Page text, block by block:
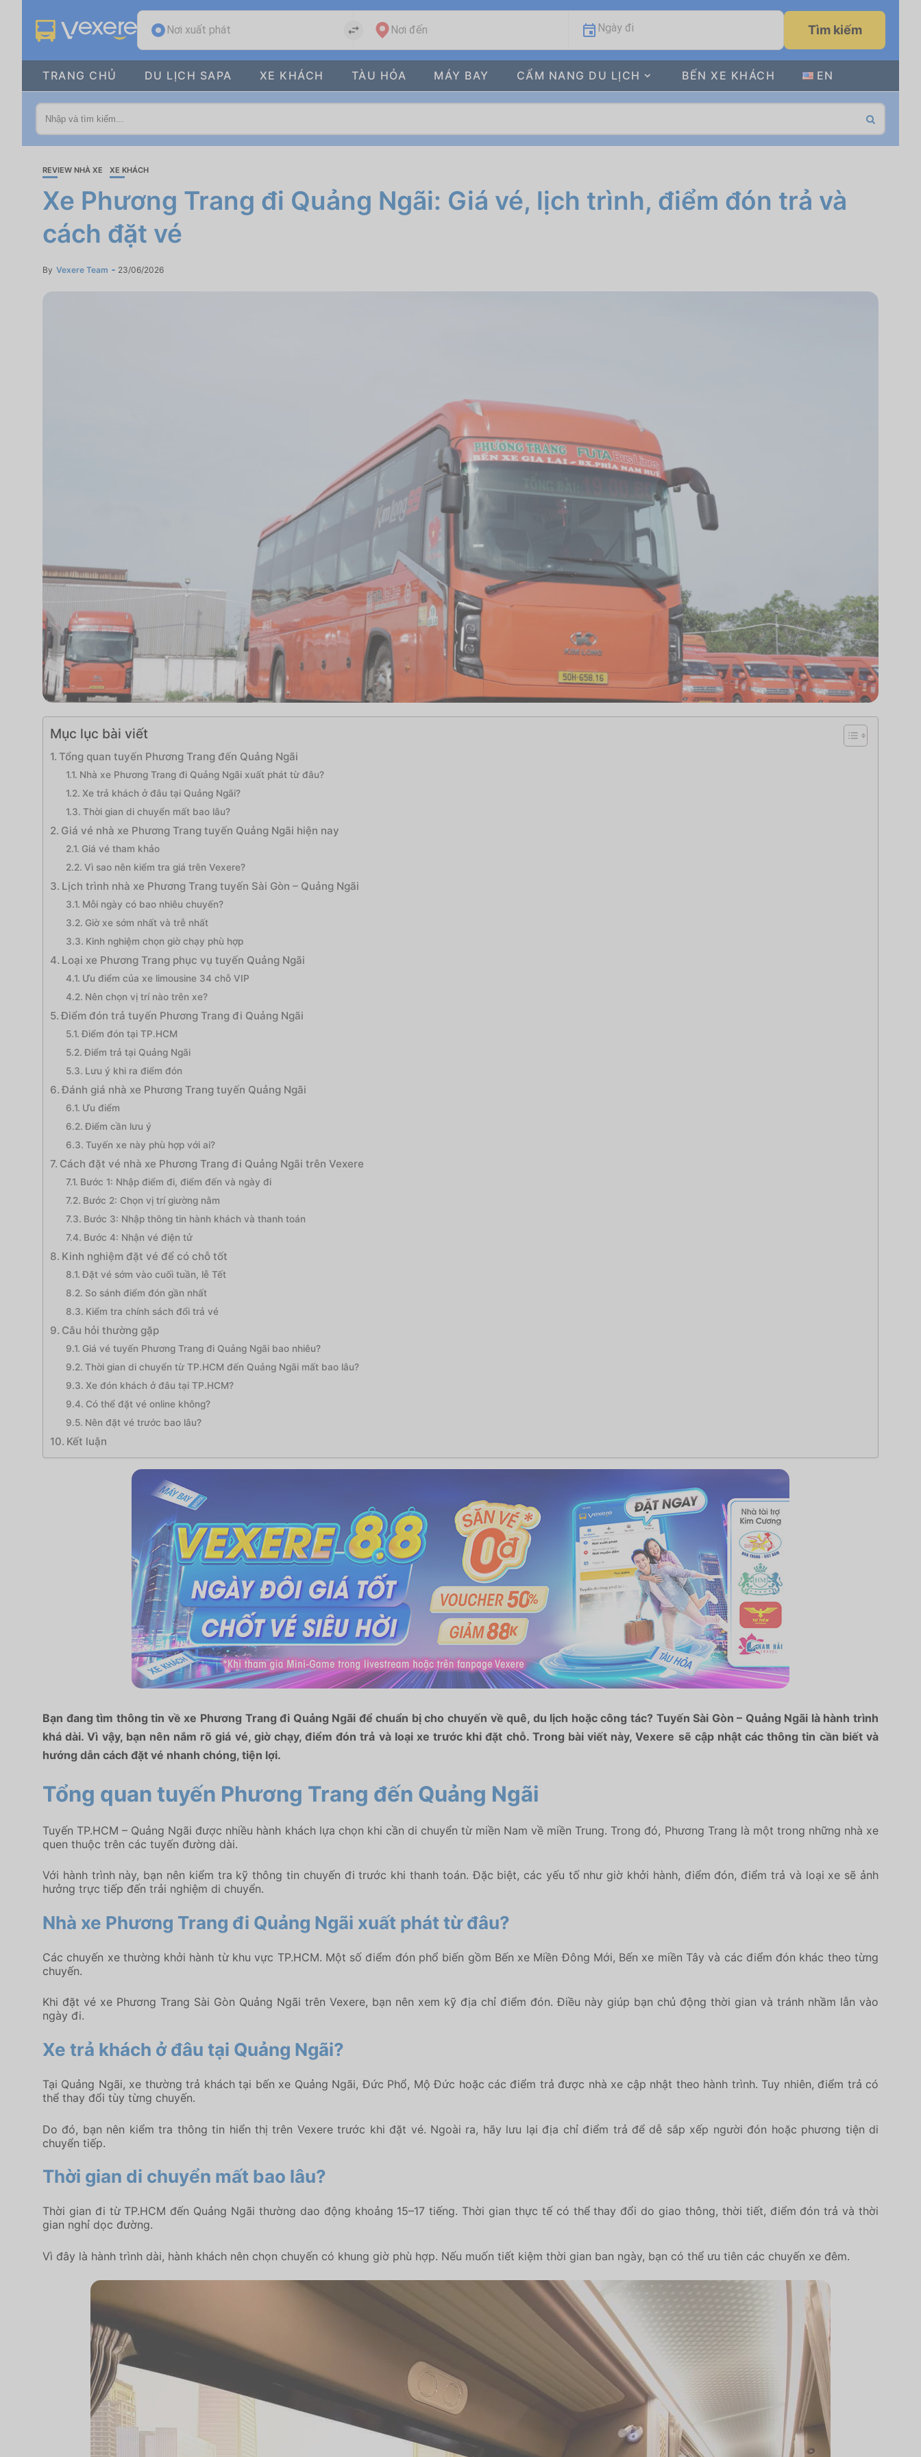
Nơi xuất phát Nơi đến Ngày đi Tìm kiếm
TRANG CHỦ DU LỊCH SAPA XE KHÁCH TÀU HỎA MÁY BAY CẨM NANG DU LỊCH BẾN XE KHÁCH EN
REVIEW NHÀ XE XE KHÁCH
Xe Phương Trang đi Quảng Ngãi: Giá vé, lịch trình, điểm đón trả và
cách đặt vé
By Vexere Team 23/06/2026
Mục lục bài viết
Tổng quan tuyến Phương Trang đến Quảng Ngãi
Nhà xe Phương Trang đi Quảng Ngãi xuất phát từ đâu?
Xe trả khách ở đâu tại Quảng Ngãi?
Thời gian di chuyển mất bao lâu?
Giá vé nhà xe Phương Trang tuyến Quảng Ngãi hiện nay
Giá vé tham khảo
Vì sao nên kiểm tra giá trên Vexere?
Lịch trình nhà xe Phương Trang tuyến Sài Gòn – Quảng Ngãi
Mỗi ngày có bao nhiêu chuyến?
Giờ xe sớm nhất và trễ nhất
Kinh nghiệm chọn giờ chạy phù hợp
Loại xe Phương Trang phục vụ tuyến Quảng Ngãi
Ưu điểm của xe limousine 34 chỗ VIP
Nên chọn vị trí nào trên xe?
Điểm đón trả tuyến Phương Trang đi Quảng Ngãi
Điểm đón tại TP.HCM
Điểm trả tại Quảng Ngãi
Lưu ý khi ra điểm đón
Đánh giá nhà xe Phương Trang tuyến Quảng Ngãi
Ưu điểm
Điểm cần lưu ý
Tuyến xe này phù hợp với ai?
Cách đặt vé nhà xe Phương Trang đi Quảng Ngãi trên Vexere
Bước 1: Nhập điểm đi, điểm đến và ngày đi
Bước 2: Chọn vị trí giường nằm
Bước 3: Nhập thông tin hành khách và thanh toán
Bước 4: Nhận vé điện tử
Kinh nghiệm đặt vé để có chỗ tốt
Đặt vé sớm vào cuối tuần, lễ Tết
So sánh điểm đón gần nhất
Kiểm tra chính sách đổi trả vé
Câu hỏi thường gặp
Giá vé tuyến Phương Trang đi Quảng Ngãi bao nhiêu?
Thời gian di chuyển từ TP.HCM đến Quảng Ngãi mất bao lâu?
Xe đón khách ở đâu tại TP.HCM?
Có thể đặt vé online không?
Nên đặt vé trước bao lâu?
Kết luận
Bạn đang tìm thông tin về xe Phương Trang đi Quảng Ngãi để chuẩn bị cho chuyến về quê, du lịch hoặc công tác? Tuyến Sài Gòn – Quảng Ngãi là hành trình
khá dài. Vì vậy, bạn nên nắm rõ giá vé, giờ chạy, điểm đón trả và loại xe trước khi đặt chỗ. Trong bài viết này, Vexere sẽ cập nhật các thông tin cần biết và
hướng dẫn cách đặt vé nhanh chóng, tiện lợi.
Tổng quan tuyến Phương Trang đến Quảng Ngãi
Tuyến TP.HCM – Quảng Ngãi được nhiều hành khách lựa chọn khi cần di chuyển từ miền Nam về miền Trung. Trong đó, Phương Trang là một trong những nhà xe
quen thuộc trên các tuyến đường dài.
Với hành trình này, bạn nên kiểm tra kỹ thông tin chuyến đi trước khi thanh toán. Đặc biệt, các yếu tố như giờ khởi hành, điểm đón, điểm trả và loại xe sẽ ảnh
hưởng trực tiếp đến trải nghiệm di chuyển.
Nhà xe Phương Trang đi Quảng Ngãi xuất phát từ đâu?
Các chuyến xe thường khởi hành từ khu vực TP.HCM. Một số điểm đón phổ biến gồm Bến xe Miền Đông Mới, Bến xe miền Tây và các điểm đón khác theo từng
chuyến.
Khi đặt vé xe Phương Trang Sài Gòn Quảng Ngãi trên Vexere, bạn nên xem kỹ địa chỉ điểm đón. Điều này giúp bạn chủ động thời gian và tránh nhầm lẫn vào
ngày đi.
Xe trả khách ở đâu tại Quảng Ngãi?
Tại Quảng Ngãi, xe thường trả khách tại bến xe Quảng Ngãi, Đức Phổ, Mộ Đức hoặc các điểm trả được nhà xe cập nhật theo hành trình. Tuy nhiên, điểm trả có
thể thay đổi tùy từng chuyến.
Do đó, bạn nên kiểm tra thông tin hiển thị trên Vexere trước khi đặt vé. Ngoài ra, hãy lưu lại địa chỉ điểm trả để dễ sắp xếp người đón hoặc phương tiện di
chuyển tiếp.
Thời gian di chuyển mất bao lâu?
Thời gian đi từ TP.HCM đến Quảng Ngãi thường dao động khoảng 15–17 tiếng. Thời gian thực tế có thể thay đổi do giao thông, thời tiết, điểm đón trả và thời
gian nghỉ dọc đường.
Vì đây là hành trình dài, hành khách nên chọn chuyến có khung giờ phù hợp. Nếu muốn tiết kiệm thời gian ban ngày, bạn có thể ưu tiên các chuyến xe đêm.